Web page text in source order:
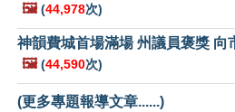
🖼️ (44,978次)
神韻費城首場滿場 州議員褒獎 向
🖼️ (44,590次)
(更多專題報導文章......)